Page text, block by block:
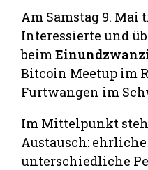
Am Samstag 9.
Interessierte und
beim
Bitcoin Meetup im
Furtwangen im
Im Mittelpunkt
Austausch: ehrliche
unterschiedliche